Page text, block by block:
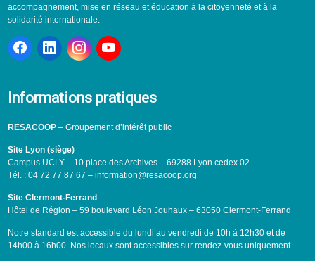
accompagnement, mise en réseau et éducation à la citoyenneté et à la
solidarité internationale.
Informations pratiques
RESACOOP– Groupement d’intérêt public
Site Lyon (siège)
Campus UCLY – 10 place des Archives – 69288 Lyon cedex 02
Tél. : 04 72 77 87 67 – information@resacoop.org
Site Clermont-Ferrand
Hôtel de Région – 59 boulevard Léon Jouhaux – 63050 Clermont-Ferrand
Notre standard est accessible du lundi au vendredi de 10h à 12h30 et de
14h00 à 16h00. Nos locaux sont accessibles sur rendez-vous uniquement.